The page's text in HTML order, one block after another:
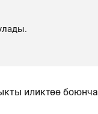
иликтөө боюнча